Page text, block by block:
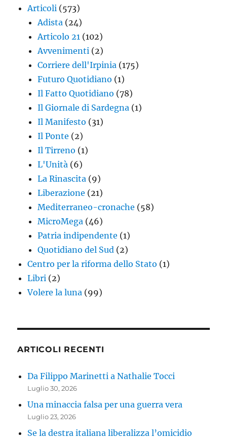
Articoli (573)
Adista (24)
Articolo 21 (102)
Avvenimenti (2)
Corriere dell'Irpinia (175)
Futuro Quotidiano (1)
Il Fatto Quotidiano (78)
Il Giornale di Sardegna (1)
Il Manifesto (31)
Il Ponte (2)
Il Tirreno (1)
L'Unità (6)
La Rinascita (9)
Liberazione (21)
Mediterraneo-cronache (58)
MicroMega (46)
Patria indipendente (1)
Quotidiano del Sud (2)
Centro per la riforma dello Stato (1)
Libri (2)
Volere la luna (99)
ARTICOLI RECENTI
Da Filippo Marinetti a Nathalie Tocci
Luglio 30, 2026
Una minaccia falsa per una guerra vera
Luglio 23, 2026
Se la destra italiana liberalizza l’omicidio